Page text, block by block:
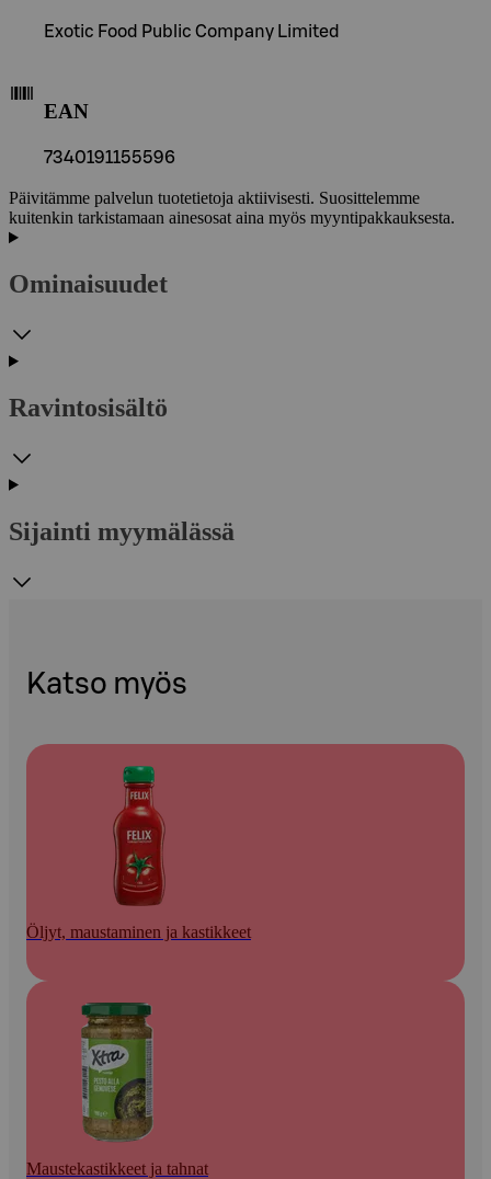
Exotic Food Public Company Limited
EAN
7340191155596
Päivitämme palvelun tuotetietoja aktiivisesti. Suosittelemme
kuitenkin tarkistamaan ainesosat aina myös myyntipakkauksesta.
Ominaisuudet
Ravintosisältö
Sijainti myymälässä
Katso myös
Öljyt, maustaminen ja kastikkeet
Maustekastikkeet ja tahnat